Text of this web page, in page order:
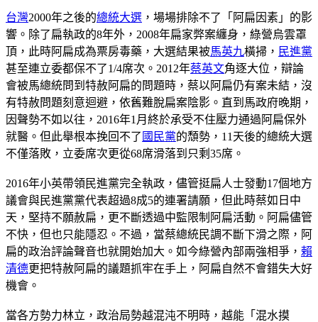
台灣2000年之後的總統大選 ，場場排除不了「阿扁因素」的影
響。除了扁執政的8年外，2008年扁家弊案纏身，綠營烏雲罩
頂，此時阿扁成為票房毒藥，大選結果被馬英九橫掃， 民進黨
甚至連立委都保不了1/4席次。2012年蔡英文角逐大位，辯論
會被馬總統問到特赦阿扁的問題時，蔡以阿扁仍有案未結，沒
有特赦問題刻意迴避，依舊難脫扁案陰影。直到馬政府晚期，
因聲勢不如以往，2016年1月終於承受不住壓力通過阿扁保外
就醫。但此舉根本挽回不了 國民黨的頹勢，11天後的總統大選
不僅落敗，立委席次更從68席滑落到只剩35席。
2016年小英帶領民進黨完全執政，儘管挺扁人士發動17個地方
議會與民進黨黨代表超過8成5的連署請願，但此時蔡如日中
天，堅持不願赦扁，更不斷透過中監限制阿扁活動。阿扁儘管
不快，但也只能隱忍。不過，當蔡總統民調不斷下滑之際，阿
扁的政治評論聲音也就開始加大。如今綠營內部兩強相爭， 賴
清德更把特赦阿扁的議題抓牢在手上，阿扁自然不會錯失大好
機會。
當各方勢力林立，政治局勢越混沌不明時，越能「混水摸